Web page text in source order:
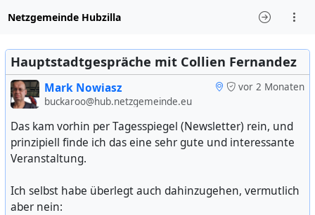
Netzgemeinde Hubzilla
Hauptstadtgespräche mit Collien Fernandez
vor 2 Monaten
Mark Nowiasz
buckaroo@hub.netzgemeinde.eu
Das kam vorhin per Tagesspiegel (Newsletter) rein, und
prinzipiell finde ich das eine sehr gute und interessante
Veranstaltung.
Ich selbst habe überlegt auch dahinzugehen, vermutlich
aber nein: